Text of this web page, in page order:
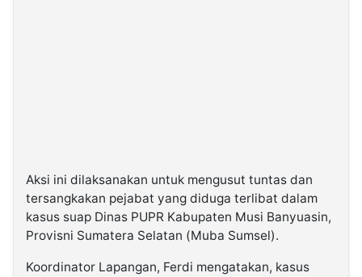
Aksi ini dilaksanakan untuk mengusut tuntas dan
tersangkakan pejabat yang diduga terlibat dalam
kasus suap Dinas PUPR Kabupaten Musi Banyuasin,
Provisni Sumatera Selatan (Muba Sumsel).
Koordinator Lapangan, Ferdi mengatakan, kasus